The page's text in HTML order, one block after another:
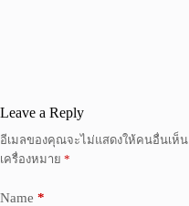
Leave a Reply
อีเมลของคุณจะไม่แสดงให้คนอื่นเห็น
เครื่องหมาย *
Name *